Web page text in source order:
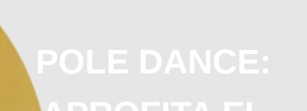
POLE DANCE: